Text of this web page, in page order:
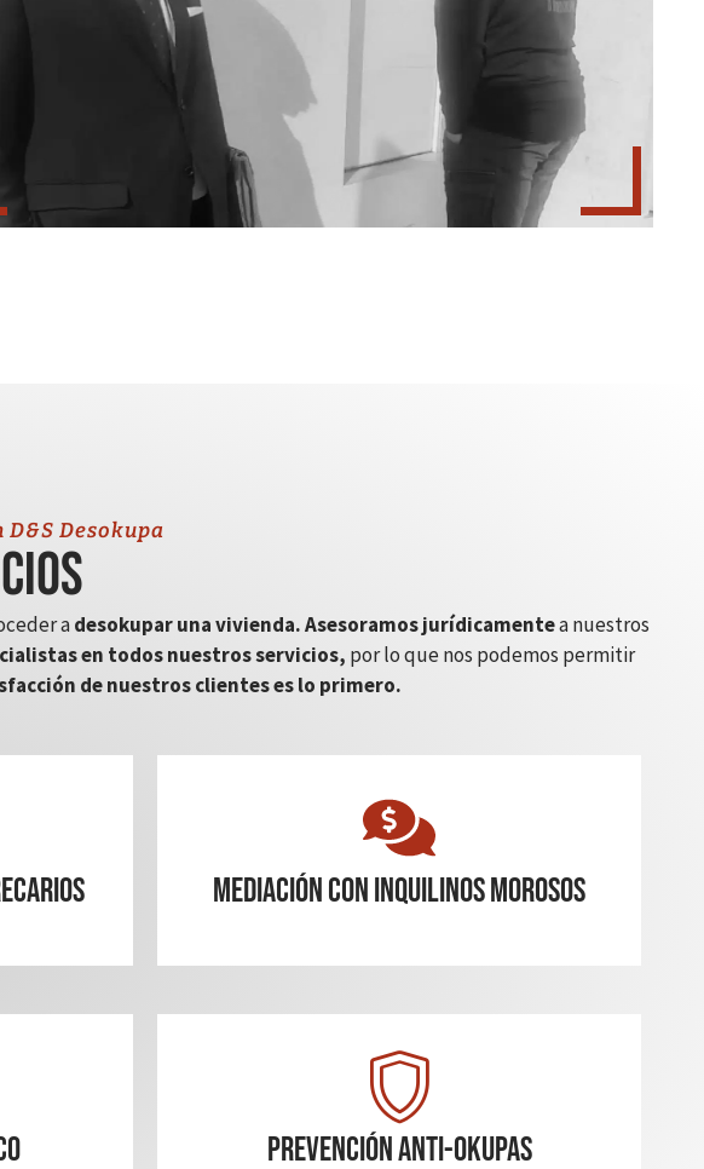
Desokupa
adesokupar una vivienda.Asesoramos jurídicamentea nuestros
en todos nuestros servicios, por lo que nos podemos permitir
de nuestros clientes es lo primero.
mediación con inquilinos morosos
Prevención Anti-Okupas